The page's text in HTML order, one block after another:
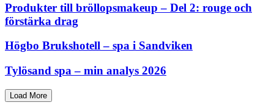
Produkter till bröllopsmakeup – Del 2: rouge och
förstärka drag
Högbo Brukshotell – spa i Sandviken
Tylösand spa – min analys 2026
Load More